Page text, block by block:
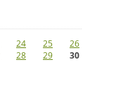
24 25
26
28 29 30